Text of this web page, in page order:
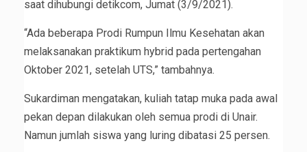
saat dihubungi detikcom, Jumat (3/9/2021).
“Ada beberapa Prodi Rumpun Ilmu Kesehatan akan
melaksanakan praktikum hybrid pada pertengahan
Oktober 2021, setelah UTS,” tambahnya.
Sukardiman mengatakan, kuliah tatap muka pada awal
pekan depan dilakukan oleh semua prodi di Unair.
Namun jumlah siswa yang luring dibatasi 25 persen.